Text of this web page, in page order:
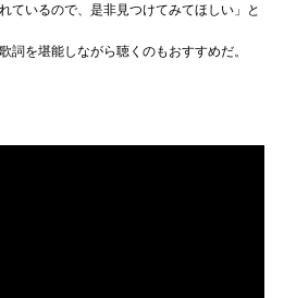
ているので、是非見つけてみてほしい」と
詞を堪能しながら聴くのもおすすめだ。